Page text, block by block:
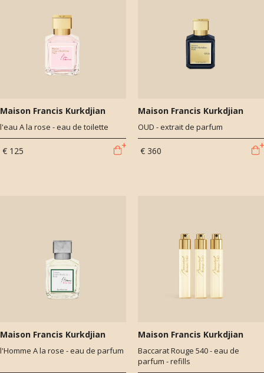
Maison Francis Kurkdjian
l'eau A la rose - eau de toilette
€ 125
Maison Francis Kurkdjian
OUD - extrait de parfum
€ 360
Maison Francis Kurkdjian
l'Homme A la rose - eau de parfum
Maison Francis Kurkdjian
Baccarat Rouge 540 - eau de
parfum - refills